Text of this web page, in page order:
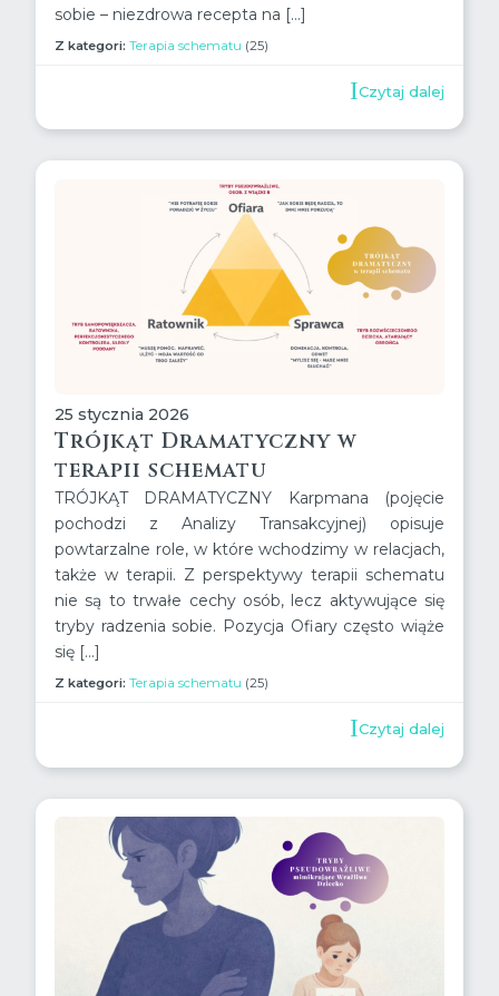
sobie – niezdrowa recepta na […]
Z kategori: Terapia schematu (25)
Czytaj dalej
25 stycznia 2026
Trójkąt Dramatyczny w
terapii schematu
TRÓJKĄT DRAMATYCZNY Karpmana (pojęcie
pochodzi z Analizy Transakcyjnej) opisuje
powtarzalne role, w które wchodzimy w relacjach,
także w terapii. Z perspektywy terapii schematu
nie są to trwałe cechy osób, lecz aktywujące się
tryby radzenia sobie. Pozycja Ofiary często wiąże
się […]
Z kategori: Terapia schematu (25)
Czytaj dalej